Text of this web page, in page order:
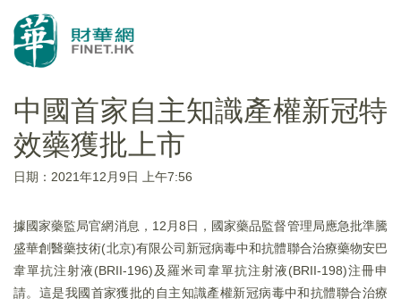
中國首家自主知識產權新冠特
效藥獲批上市
日期：2021年12月9日 上午7:56
據國家藥監局官網消息，12月8日，國家藥品監督管理局應急批準騰
盛華創醫藥技術(北京)有限公司新冠病毒中和抗體聯合治療藥物安巴
韋單抗注射液(BRII-196)及羅米司韋單抗注射液(BRII-198)注冊申
請。這是我國首家獲批的自主知識產權新冠病毒中和抗體聯合治療